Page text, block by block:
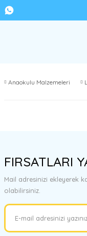
Anaokulu Malzemeleri
FIRSATLARI
Mail adresinizi ekleyerek
olabilirsiniz.